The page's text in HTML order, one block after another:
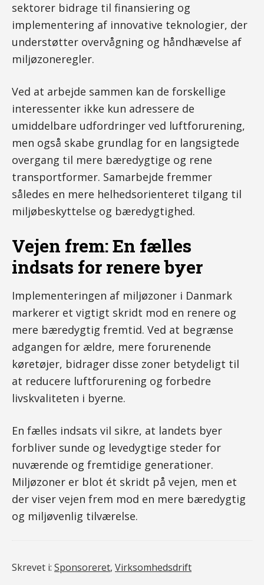
sektorer bidrage til finansiering og
implementering af innovative teknologier, der
understøtter overvågning og håndhævelse af
miljøzoneregler.
Ved at arbejde sammen kan de forskellige
interessenter ikke kun adressere de
umiddelbare udfordringer ved luftforurening,
men også skabe grundlag for en langsigtede
overgang til mere bæredygtige og rene
transportformer. Samarbejde fremmer
således en mere helhedsorienteret tilgang til
miljøbeskyttelse og bæredygtighed.
Vejen frem: En fælles
indsats for renere byer
Implementeringen af miljøzoner i Danmark
markerer et vigtigt skridt mod en renere og
mere bæredygtig fremtid. Ved at begrænse
adgangen for ældre, mere forurenende
køretøjer, bidrager disse zoner betydeligt til
at reducere luftforurening og forbedre
livskvaliteten i byerne.
En fælles indsats vil sikre, at landets byer
forbliver sunde og levedygtige steder for
nuværende og fremtidige generationer.
Miljøzoner er blot ét skridt på vejen, men et
der viser vejen frem mod en mere bæredygtig
og miljøvenlig tilværelse.
Skrevet i: Sponsoreret, Virksomhedsdrift